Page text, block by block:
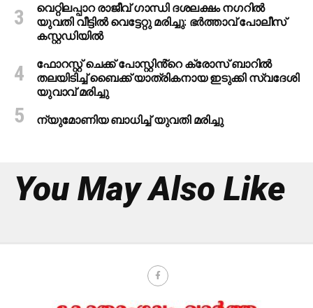
വെറ്റിലപ്പാറ രാജീവ് ഗാന്ധി ദശലക്ഷം നഗറിൽ
യുവതി വീട്ടിൽ വെട്ടേറ്റു മരിച്ചു: ഭർത്താവ് പോലീസ്
കസ്റ്റഡിയിൽ
ഫോറസ്റ്റ് ചെക്ക് പോസ്റ്റിൻ്റെ ക്രോസ് ബാറില്‍
തലയിടിച്ച് ബൈക്ക് യാത്രികനായ ഇടുക്കി സ്വദേശി
യുവാവ് മരിച്ചു
ന്യുമോണിയ ബാധിച്ച് യുവതി മരിച്ചു
You May Also Like